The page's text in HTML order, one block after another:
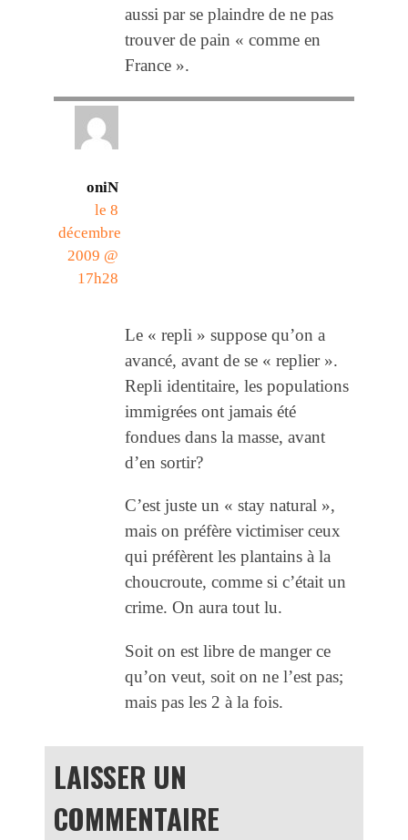
aussi par se plaindre de ne pas
trouver de pain « comme en
France ».
oniN
le 8
décembre
2009 @
17h28
Le « repli » suppose qu’on a
avancé, avant de se « replier ».
Repli identitaire, les populations
immigrées ont jamais été
fondues dans la masse, avant
d’en sortir?
C’est juste un « stay natural »,
mais on préfère victimiser ceux
qui préfèrent les plantains à la
choucroute, comme si c’était un
crime. On aura tout lu.
Soit on est libre de manger ce
qu’on veut, soit on ne l’est pas;
mais pas les 2 à la fois.
LAISSER UN
COMMENTAIRE